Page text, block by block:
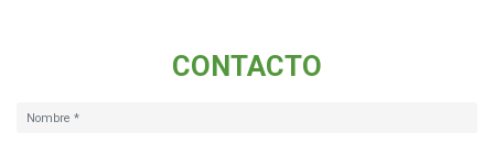
CONTACTO